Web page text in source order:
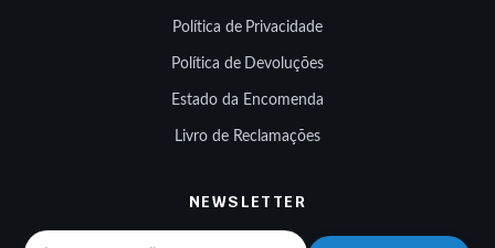
Política de Privacidade
Política de Devoluções
Estado da Encomenda
Livro de Reclamações
NEWSLETTER